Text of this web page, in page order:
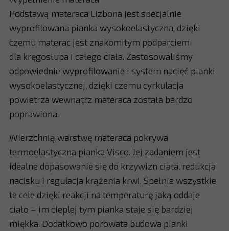
Podstawą materaca Lizbona jest specjalnie
wyprofilowana pianka wysokoelastyczna, dzięki
czemu materac jest znakomitym podparciem
dla kręgosłupa i całego ciała. Zastosowaliśmy
odpowiednie wyprofilowanie i system nacięć pianki
wysokoelastycznej, dzięki czemu cyrkulacja
powietrza wewnątrz materaca została bardzo
poprawiona.
Wierzchnią warstwę materaca pokrywa
termoelastyczna pianka Visco. Jej zadaniem jest
idealne dopasowanie się do krzywizn ciała, redukcja
nacisku i regulacja krążenia krwi. Spełnia wszystkie
te cele dzięki reakcji na temperaturę jaką oddaje
ciało – im cieplej tym pianka staje się bardziej
miękka. Dodatkowo porowata budowa pianki